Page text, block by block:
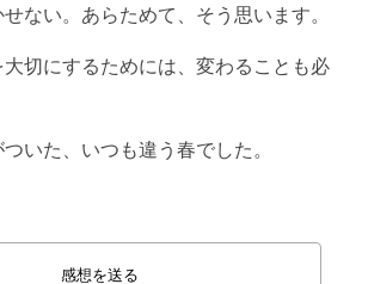
ない。あらためて、そう思います。
切にするためには、変わることも必
いた、いつも違う春でした。
感想を送る